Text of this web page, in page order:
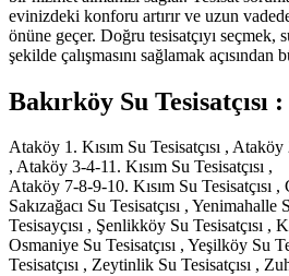
evinizdeki konforu artırır ve uzun
önüne geçer. Doğru tesisatçıyı seçmek,
şekilde çalışmasını sağlamak açısından
Bakırköy Su Tesisatçısı :
Ataköy 1. Kısım Su Tesisatçısı , Ataköy
, Ataköy 3-4-11. Kısım Su Tesisatçısı ,
Ataköy 7-8-9-10. Kısım Su Tesisatçısı ,
Sakızağacı Su Tesisatçısı , Yenimahalle
Tesisayçısı , Şenlikköy Su Tesisatçısı ,
Osmaniye Su Tesisatçısı , Yeşilköy Su
Tesisatçısı , Zeytinlik Su Tesisatçısı ,